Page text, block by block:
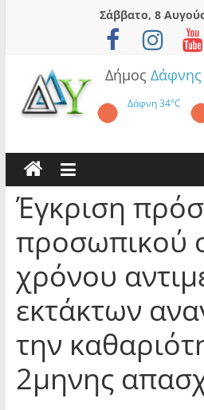
Σάββατο, 8
Δήμος Δάφνης
Δάφνη34°C
Έγκριση
προσωπικού
χρόνου
εκτάκτων
την
2μηνης